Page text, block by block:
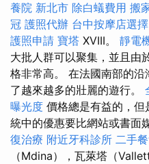
養院 新北市 除白蟻費用 搬
冠 護照代辦 台中按摩店選擇
護照申請 寶塔 XVIII。 靜電
大批人群可以聚集，並且由
格非常高。 在法國南部的
了越來越多的壯麗的遊行。
曝光度 價格總是有益的，
統中的優惠要比網站或書面
復治療 附近牙科診所 二手
（Mdina），瓦萊塔（